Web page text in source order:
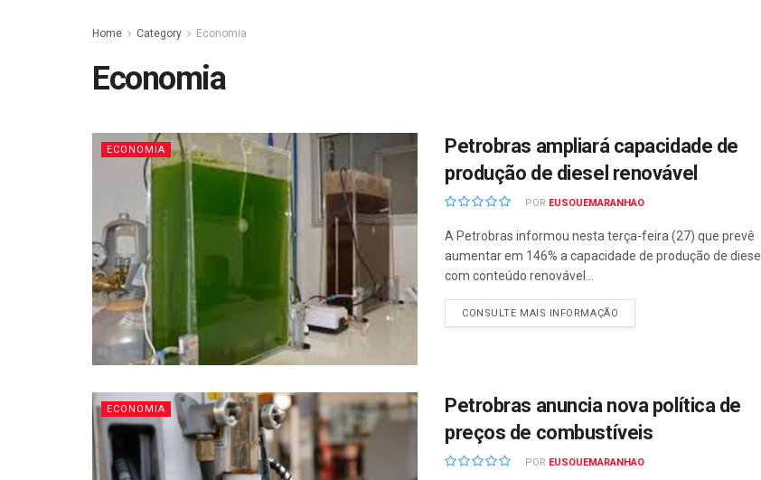
Home Category Economia
Economia
ECONOMIA
Petrobras ampliará capacidade de
produção de diesel renovável
POR EUSOUEMARANHAO
A Petrobras informou nesta terça-feira (27) que prevê
aumentar em 146% a capacidade de produção de diesel
com conteúdo renovável...
CONSULTE MAIS INFORMAÇÃO
ECONOMIA
Petrobras anuncia nova política de
preços de combustíveis
POR EUSOUEMARANHAO